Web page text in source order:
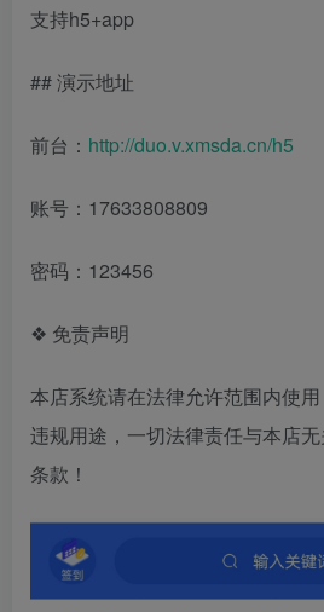
支持h5+app
## 演示地址
前台： http://duo.v.xmsda.cn/h5
账号：17633808809
密码：123456
❖ 免责声明
本店系统请在法律允许范围内使
违规用途，一切法律责任与本店
条款！